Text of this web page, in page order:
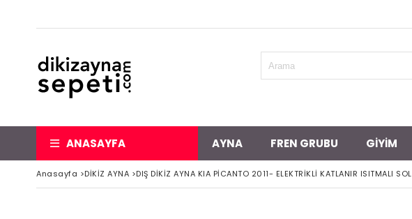
ANASAYFA AYNA FREN GRUBU GİYİM
Anasayfa >DİKİZ AYNA >DIŞ DİKİZ AYNA KIA PİCANTO 2011- ELEKTRİKLİ KATLANIR ISITMALI SOL